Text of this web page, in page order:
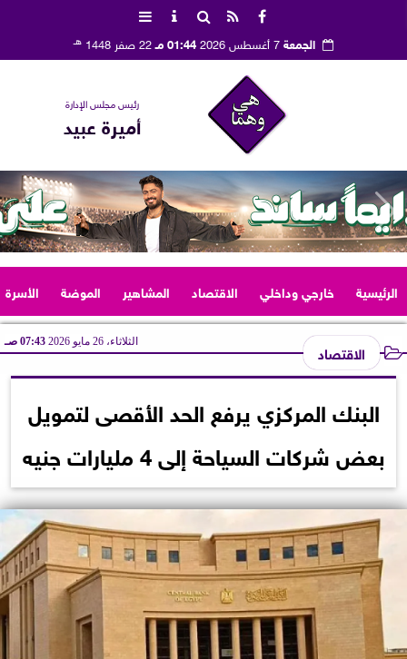
الجمعة 01:44 مـ 22 صفر 1448 هـ
رئيس مجلس الإدارة
أميرة عبيد
الرئيسية خارجي وداخلي الاقتصاد المشاهير الموضة الأسرة
الاقتصاد الثلاثاء، 26 مايو 2026 07:43 صـ
البنك المركزي يرفع الحد الأقصى لتمويل
بعض شركات السياحة إلى 4 مليارات جنيه